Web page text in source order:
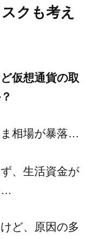
クも考え
仮想通貨の取
相場が暴落…
、生活資金が
…
ど、原因の多